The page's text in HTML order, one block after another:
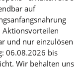
auf
Aktionsvorteilen
und nur einzulösen
06.08.2026 bis
Wir behalten uns